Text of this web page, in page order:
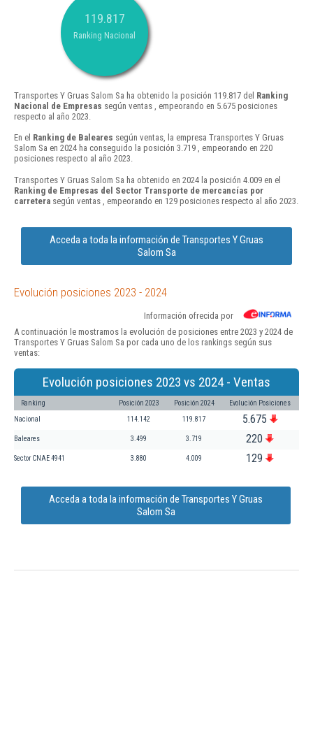
119.817
Ranking Nacional
Transportes Y Gruas Salom Sa ha obtenido la posición 119.817 del Ranking
Nacional de Empresas según ventas , empeorando en 5.675 posiciones
respecto al año 2023.
En el Ranking de Baleares según ventas, la empresa Transportes Y Gruas
Salom Sa en 2024 ha conseguido la posición 3.719 , empeorando en 220
posiciones respecto al año 2023.
Transportes Y Gruas Salom Sa ha obtenido en 2024 la posición 4.009 en el
Ranking de Empresas del Sector Transporte de mercancías por
carretera según ventas , empeorando en 129 posiciones respecto al año 2023.
Acceda a toda la información de Transportes Y Gruas
Salom Sa
Evolución posiciones 2023 - 2024
Información ofrecida por
A continuación le mostramos la evolución de posiciones entre 2023 y 2024 de
Transportes Y Gruas Salom Sa por cada uno de los rankings según sus
ventas:
Evolución posiciones 2023 vs 2024 - Ventas
Ranking Posición 2023 Posición 2024 Evolución Posiciones
Nacional 114.142 119.817 5.675
Baleares 3.499 3.719 220
Sector CNAE 4941 3.880 4.009 129
Acceda a toda la información de Transportes Y Gruas
Salom Sa